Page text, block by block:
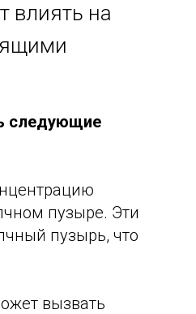
влиять на
следующие
пузыре. Эти
пузырь, что
вызвать